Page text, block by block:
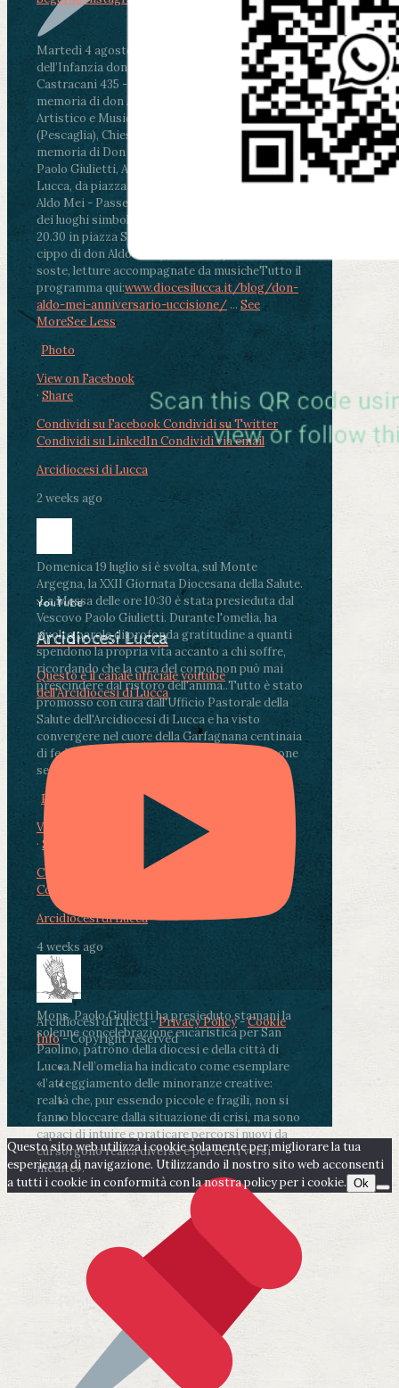
Martedì 4 agosto2026
ore 11:30 - Lucca, Scuola
dell’Infanzia don Aldo Mei - Viale Castruccio
Castracani 435 - Inaugurazione murales in
memoria di don Aldo Mei curato dal Liceo
Artistico e Musicale “Passaglia”
ore 18 - Fiano
(Pescaglia), Chiesa parrocchiale - Messa in
memoria di Don Aldo Mei celebrata da mons.
Paolo Giulietti, Arcivescovo di Lucca
ore 20.30 -
Lucca, da piazza San Michele al Cippo di don
Aldo Mei - Passeggiata della Memoria in alcuni
dei luoghi simbolo della città. Ritrovo alle ore
20.30 in piazza San Michele con conclusione al
cippo di don Aldo Mei (Porta Elisa). Durante le
soste, letture accompagnate da musicheTutto il
programma qui:www.diocesilucca.it/blog/don-
aldo-mei-anniversario-uccisione/ ... See
MoreSee Less
Photo
View on Facebook
· Share
Condividi su FacebookCondividi su Twitter
Condividi su LinkedInCondividi via email
Arcidiocesi di Lucca
2 weeks ago
Domenica 19 luglio si è svolta, sul Monte
Argegna, la XXII Giornata Diocesana della Salute.
.La Messa delle ore 10:30 è stata presieduta dal
Vescovo Paolo Giulietti. Durante l'omelia, ha
rivolto parole di profonda gratitudine a quanti
spendono la propria vita accanto a chi soffre,
ricordando che la cura del corpo non può mai
prescindere dal ristoro dell'anima..Tutto è stato
promosso con cura dall'Ufficio Pastorale della
Salute dell'Arcidiocesi di Lucca e ha visto
convergere nel cuore della Garfagnana centinaia
di fedeli, operatori sanitari, volontari e persone
segnate dalla malattia.
Photo
View on Facebook
· Share
Condividi su Facebook
Condividi su LinkedIn
Arcidiocesi di Lucca
4 weeks ago
Mons. Paolo Giulietti ha presieduto stamani la
solenne concelebrazione eucaristica per San
Paolino, patrono della diocesi e della città di
Lucca.Nell’omelia ha indicato come esemplare
«l’atteggiamento delle minoranze creative:
realtà che, pur essendo piccole e fragili, non si
fanno bloccare dalla situazione di crisi, ma sono
capaci di intuire e praticare percorsi nuovi da
cui sorgono realtà diverse e per certi versi
inedite».
YouTube
Arcidiocesi Lucca
Questo è il canale ufficiale youtube
dell'Arcidiocesi di Lucca
Arcidiocesi di Lucca -Privacy Policy-Cookie
Info- Copyright reserved
Questo sito web utilizza i cookie solamente per migliorare la tua
esperienza di navigazione. Utilizzando il nostro sito web acconsenti
a tutti i cookie in conformità con la nostra policy per i cookie. Ok